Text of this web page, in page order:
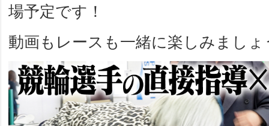
場予定です！
動画もレースも一緒に楽しみましょ